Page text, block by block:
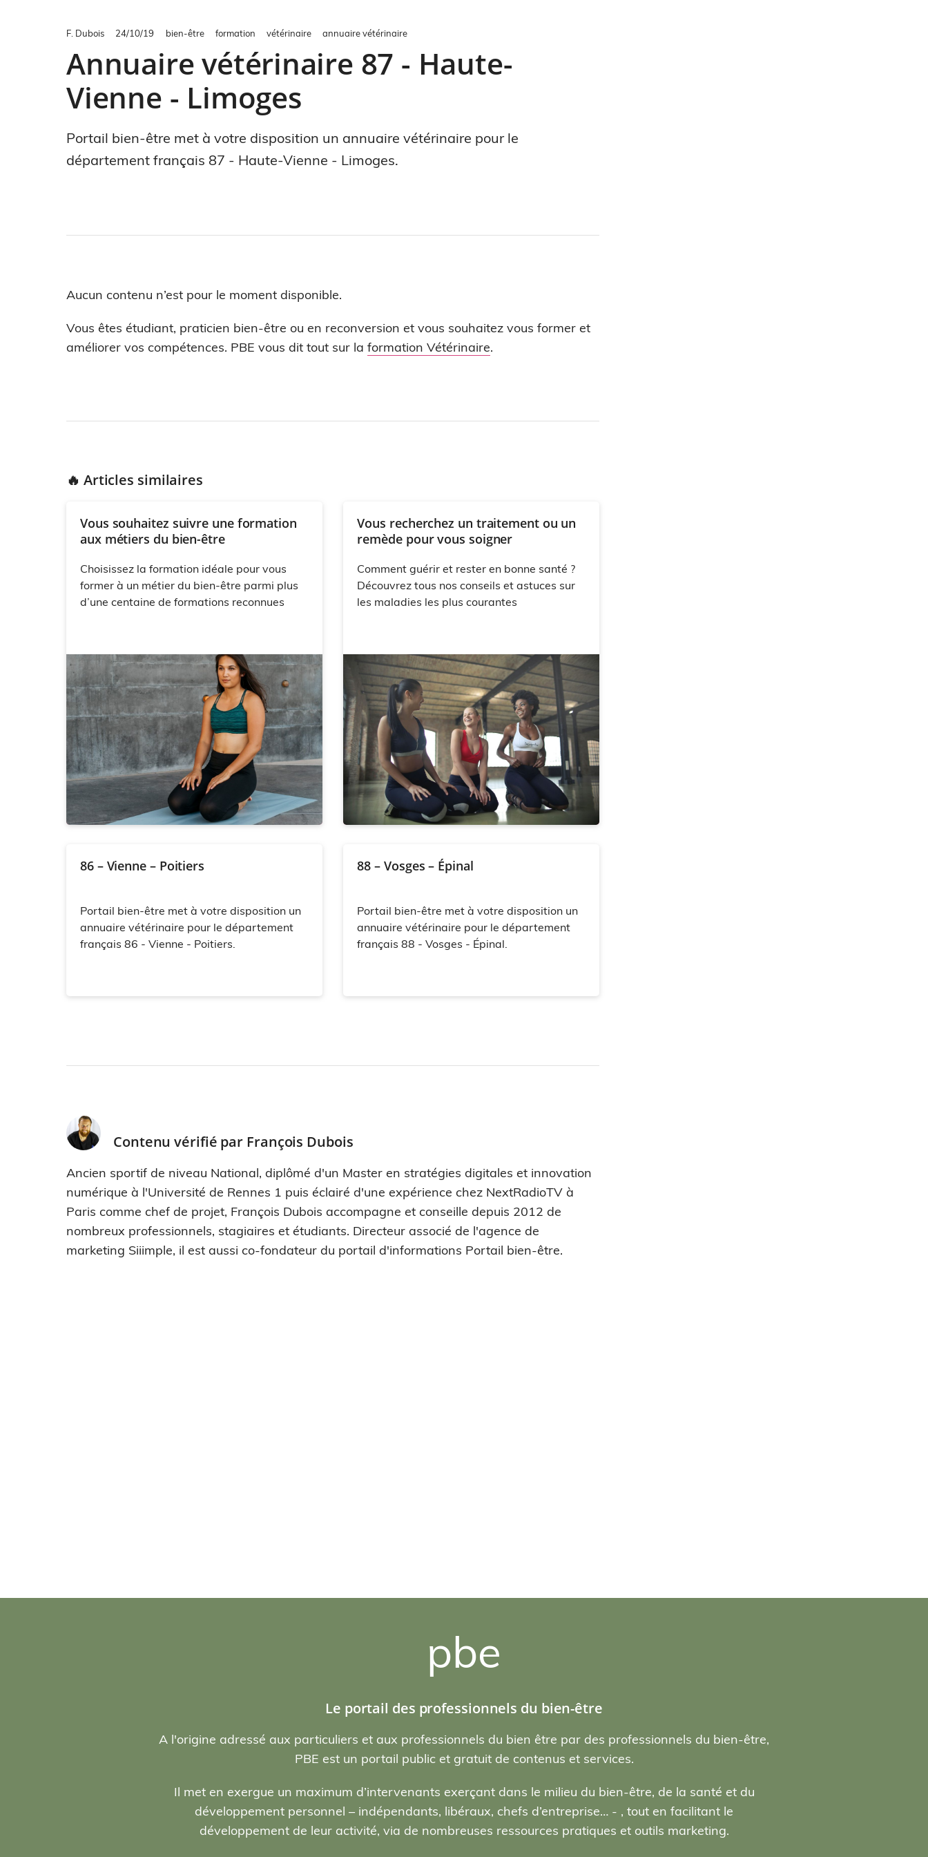
F. Dubois 24/10/19 bien-être formation vétérinaire annuaire vétérinaire
Annuaire vétérinaire 87 - Haute-
Vienne - Limoges
Portail bien-être met à votre disposition un annuaire vétérinaire pour le
département français 87 - Haute-Vienne - Limoges.
Aucun contenu n’est pour le moment disponible.
Vous êtes étudiant, praticien bien-être ou en reconversion et vous souhaitez vous former et
améliorer vos compétences. PBE vous dit tout sur la formation Vétérinaire.
🔥 Articles similaires
Vous souhaitez suivre une formation
aux métiers du bien-être
Choisissez la formation idéale pour vous
former à un métier du bien-être parmi plus
d’une centaine de formations reconnues
Vous recherchez un traitement ou un
remède pour vous soigner
Comment guérir et rester en bonne santé ?
Découvrez tous nos conseils et astuces sur
les maladies les plus courantes
86 – Vienne – Poitiers
Portail bien-être met à votre disposition un
annuaire vétérinaire pour le département
français 86 - Vienne - Poitiers.
88 – Vosges – Épinal
Portail bien-être met à votre disposition un
annuaire vétérinaire pour le département
français 88 - Vosges - Épinal.
Contenu vérifié par François Dubois
Ancien sportif de niveau National, diplômé d'un Master en stratégies digitales et innovation
numérique à l'Université de Rennes 1 puis éclairé d'une expérience chez NextRadioTV à
Paris comme chef de projet, François Dubois accompagne et conseille depuis 2012 de
nombreux professionnels, stagiaires et étudiants. Directeur associé de l'agence de
marketing Siiimple, il est aussi co-fondateur du portail d'informations Portail bien-être.
pbe
Le portail des professionnels du bien-être
A l'origine adressé aux particuliers et aux professionnels du bien être par des professionnels du bien-être,
PBE est un portail public et gratuit de contenus et services.
Il met en exergue un maximum d’intervenants exerçant dans le milieu du bien-être, de la santé et du
développement personnel – indépendants, libéraux, chefs d’entreprise… - , tout en facilitant le
développement de leur activité, via de nombreuses ressources pratiques et outils marketing.